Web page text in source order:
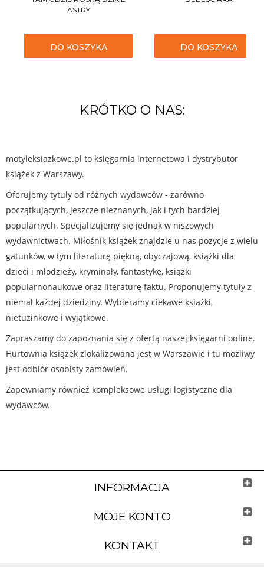
ASTRY
DO KOSZYKA DO KOSZYKA
KRÓTKO O NAS:
motyleksiazkowe.pl to księgarnia internetowa i dystrybutor
książek z Warszawy.
Oferujemy tytuły od różnych wydawców - zarówno
początkujących, jeszcze nieznanych, jak i tych bardziej
popularnych. Specjalizujemy się jednak w niszowych
wydawnictwach. Miłośnik książek znajdzie u nas pozycje z wielu
gatunków, w tym literaturę piękną, obyczajową, książki dla
dzieci i młodzieży, kryminały, fantastykę, książki
popularnonaukowe oraz literaturę faktu. Proponujemy tytuły z
niemal każdej dziedziny. Wybieramy ciekawe książki,
nietuzinkowe i wyjątkowe.
Zapraszamy do zapoznania się z ofertą naszej księgarni online.
Hurtownia książek zlokalizowana jest w Warszawie i tu możliwy
jest odbiór osobisty zamówień.
Zapewniamy również kompleksowe usługi logistyczne dla
wydawców.
INFORMACJA
MOJE KONTO
KONTAKT